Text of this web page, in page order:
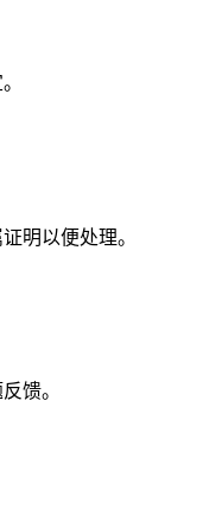
明以便处理。
馈。